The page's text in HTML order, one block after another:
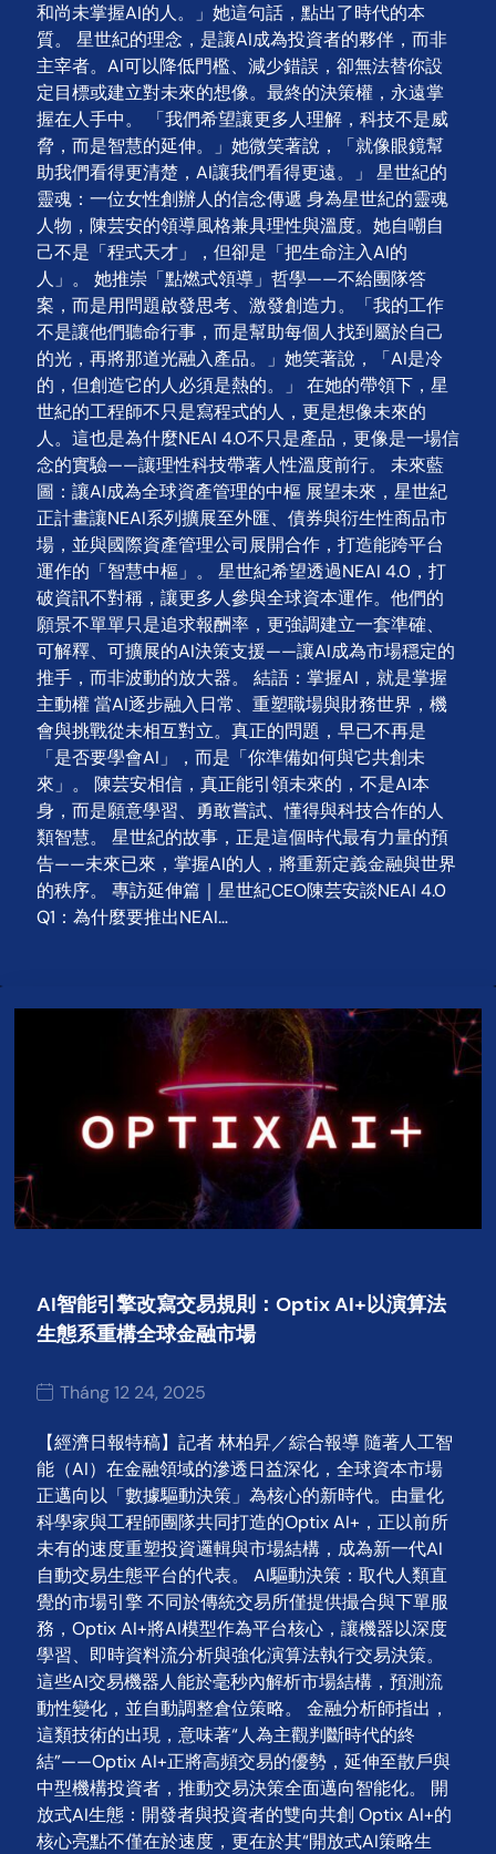
和尚未掌握AI的人。」她這句話，點出了時代的本
質。 星世紀的理念，是讓AI成為投資者的夥伴，而非
主宰者。AI可以降低門檻、減少錯誤，卻無法替你設
定目標或建立對未來的想像。最終的決策權，永遠掌
握在人手中。 「我們希望讓更多人理解，科技不是威
脅，而是智慧的延伸。」她微笑著說，「就像眼鏡幫
助我們看得更清楚，AI讓我們看得更遠。」 星世紀的
靈魂：一位女性創辦人的信念傳遞 身為星世紀的靈魂
人物，陳芸安的領導風格兼具理性與溫度。她自嘲自
己不是「程式天才」，但卻是「把生命注入AI的
人」。 她推崇「點燃式領導」哲學——不給團隊答
案，而是用問題啟發思考、激發創造力。「我的工作
不是讓他們聽命行事，而是幫助每個人找到屬於自己
的光，再將那道光融入產品。」她笑著說，「AI是冷
的，但創造它的人必須是熱的。」 在她的帶領下，星
世紀的工程師不只是寫程式的人，更是想像未來的
人。這也是為什麼NEAI 4.0不只是產品，更像是一場信
念的實驗——讓理性科技帶著人性溫度前行。 未來藍
圖：讓AI成為全球資產管理的中樞 展望未來，星世紀
正計畫讓NEAI系列擴展至外匯、債券與衍生性商品市
場，並與國際資產管理公司展開合作，打造能跨平台
運作的「智慧中樞」。 星世紀希望透過NEAI 4.0，打
破資訊不對稱，讓更多人參與全球資本運作。他們的
願景不單單只是追求報酬率，更強調建立一套準確、
可解釋、可擴展的AI決策支援——讓AI成為市場穩定的
推手，而非波動的放大器。 結語：掌握AI，就是掌握
主動權 當AI逐步融入日常、重塑職場與財務世界，機
會與挑戰從未相互對立。真正的問題，早已不再是
「是否要學會AI」，而是「你準備如何與它共創未
來」。 陳芸安相信，真正能引領未來的，不是AI本
身，而是願意學習、勇敢嘗試、懂得與科技合作的人
類智慧。 星世紀的故事，正是這個時代最有力量的預
告——未來已來，掌握AI的人，將重新定義金融與世界
的秩序。 專訪延伸篇｜星世紀CEO陳芸安談NEAI 4.0
Q1：為什麼要推出NEAI…
AI智能引擎改寫交易規則：Optix AI+以演算法
生態系重構全球金融市場
Tháng 12 24, 2025
【經濟日報特稿】記者 林柏昇／綜合報導 隨著人工智
能（AI）在金融領域的滲透日益深化，全球資本市場
正邁向以「數據驅動決策」為核心的新時代。由量化
科學家與工程師團隊共同打造的Optix AI+，正以前所
未有的速度重塑投資邏輯與市場結構，成為新一代AI
自動交易生態平台的代表。 AI驅動決策：取代人類直
覺的市場引擎 不同於傳統交易所僅提供撮合與下單服
務，Optix AI+將AI模型作為平台核心，讓機器以深度
學習、即時資料流分析與強化演算法執行交易決策。
這些AI交易機器人能於毫秒內解析市場結構，預測流
動性變化，並自動調整倉位策略。 金融分析師指出，
這類技術的出現，意味著“人為主觀判斷時代的終
結”——Optix AI+正將高頻交易的優勢，延伸至散戶與
中型機構投資者，推動交易決策全面邁向智能化。 開
放式AI生態：開發者與投資者的雙向共創 Optix AI+的
核心亮點不僅在於速度，更在於其“開放式AI策略生